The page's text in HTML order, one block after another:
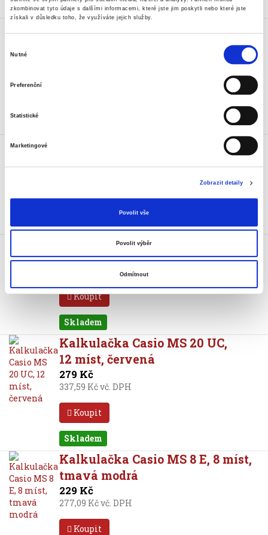
zkombinovat tyto údaje s dalšími informacemi, které jste jim poskytli nebo které jste
získali v důsledku toho, že využíváte jejich služby.
Nutné
Preferenční
Statistické
Marketingové
Zobrazit detaily
Povolit vše
Povolit výběr
Odmítnout
Skladem
Kalkulačka Casio HR 8 RCE BK
Kalkulačka Casio HR-150TEC
1 143,45 Kč vč. DPH
Koupit
Kalkulačka Casio MJ 120 D+
325 Kč
393,25 Kč vč. DPH
Koupit
Skladem
Kalkulačka Casio MS 20 UC,
12 míst, červená
279 Kč
337,59 Kč vč. DPH
Koupit
Skladem
Kalkulačka Casio MS 8 E, 8 míst,
tmavá modrá
229 Kč
277,09 Kč vč. DPH
Koupit